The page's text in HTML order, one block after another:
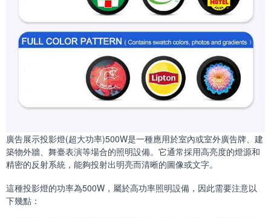
廣告展示投影燈(超大功率)500W是一種應用於室內或室外廣告牌、建
築物外牆、舞臺表演等場合的照明設備。它通常採用高亮度的燈源和
精密的反射系統，能夠投射出明亮而清晰的圖像或文字。
這種投影燈的功率為500W，屬於高功率照明設備，因此需要注意以
下幾點：